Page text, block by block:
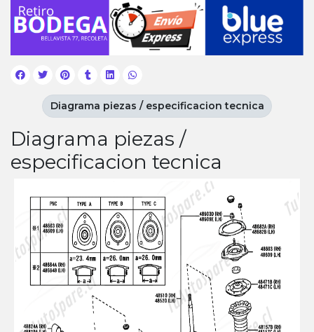
Diagrama piezas /
especificacion tecnica
Diagrama piezas / especificacion tecnica